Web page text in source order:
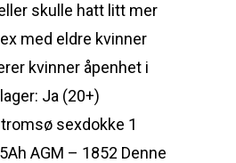
skulle hatt litt mer
med eldre kvinner
kvinner åpenhet i
Ja (20+)
sexdokke 1
AGM – 1852 Denne